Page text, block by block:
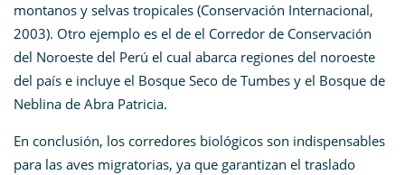
montanos y selvas tropicales (Conservación Internacional,
2003). Otro ejemplo es el de el Corredor de Conservación
del Noroeste del Perú el cual abarca regiones del noroeste
del país e incluye el Bosque Seco de Tumbes y el Bosque de
Neblina de Abra Patricia.
En conclusión, los corredores biológicos son indispensables
para las aves migratorias, ya que garantizan el traslado